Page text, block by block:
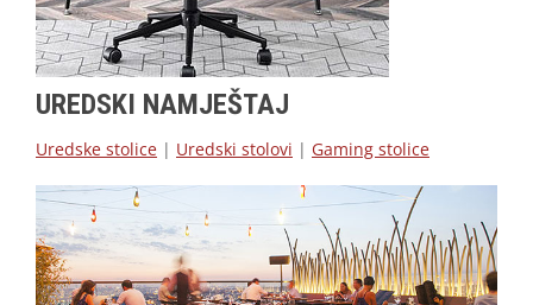
UREDSKI NAMJEŠTAJ
Uredske stolice | Uredski stolovi | Gaming stolice